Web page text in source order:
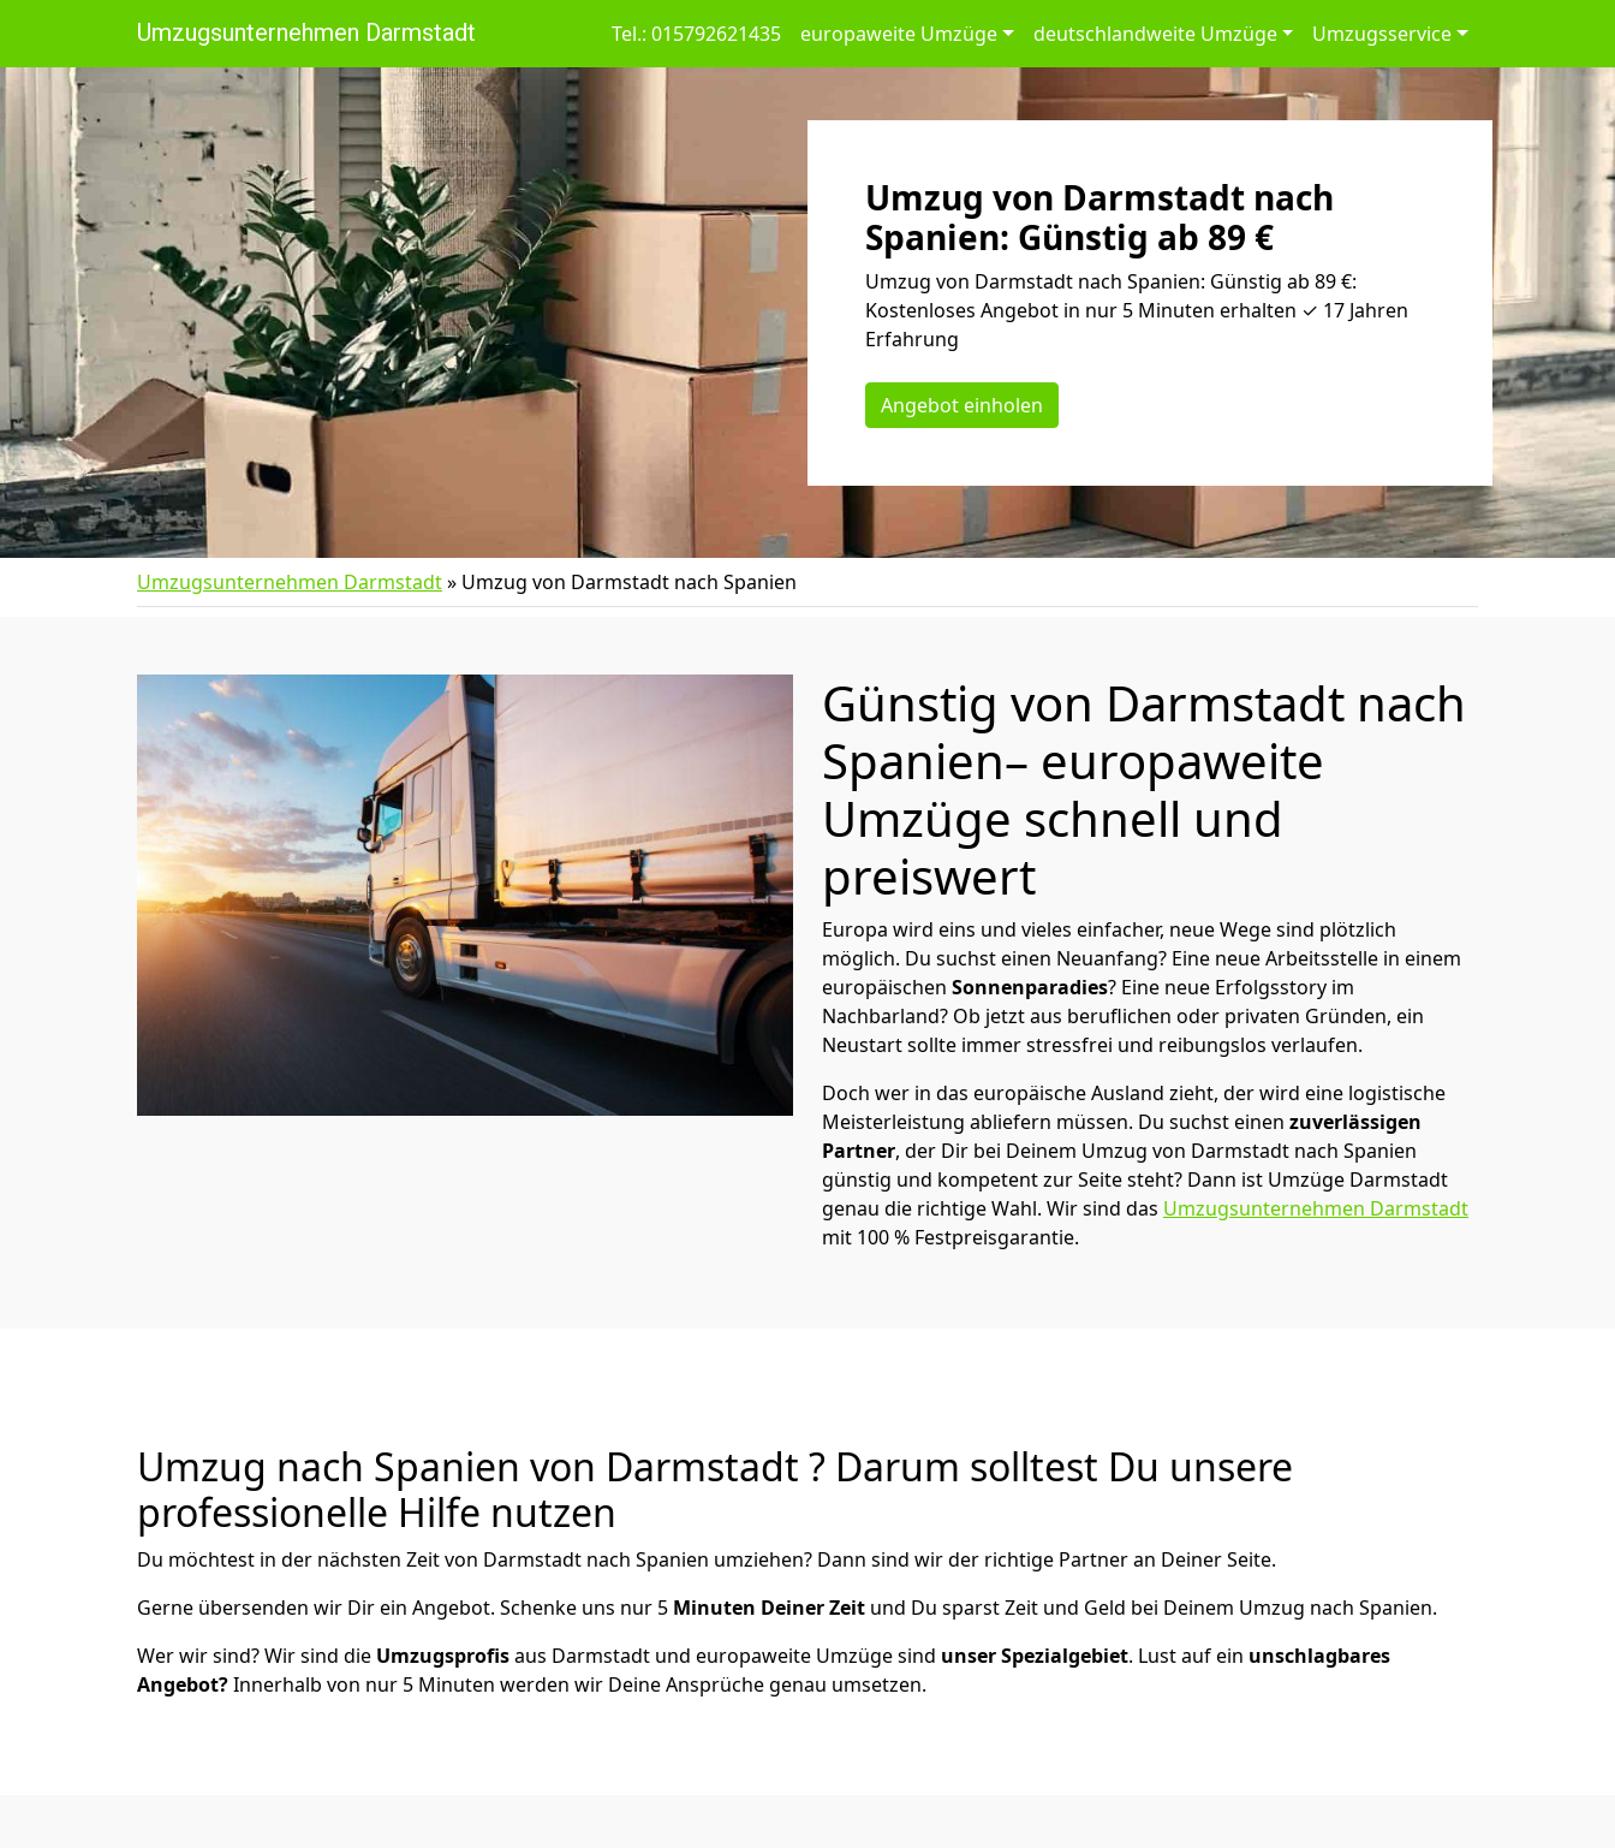
Umzugsunternehmen Darmstadt Tel.: 015792621435 europaweite Umzüge deutschlandweite Umzüge Umzugsservice
Umzug von Darmstadt nach
Spanien: Günstig ab 89 €
Umzug von Darmstadt nach Spanien: Günstig ab 89 €:
Kostenloses Angebot in nur 5 Minuten erhalten ✓ 17 Jahren
Erfahrung
Angebot einholen
Umzugsunternehmen Darmstadt» Umzug von Darmstadt nach Spanien
Günstig von Darmstadt nach
Spanien– europaweite
Umzüge schnell und
preiswert
Europa wird eins und vieles einfacher, neue Wege sind plötzlich
möglich. Du suchst einen Neuanfang? Eine neue Arbeitsstelle in einem
europäischen Sonnenparadies? Eine neue Erfolgsstory im
Nachbarland? Ob jetzt aus beruflichen oder privaten Gründen, ein
Neustart sollte immer stressfrei und reibungslos verlaufen.
Doch wer in das europäische Ausland zieht, der wird eine logistische
Meisterleistung abliefern müssen. Du suchst einen zuverlässigen
Partner, der Dir bei Deinem Umzug von Darmstadt nach Spanien
günstig und kompetent zur Seite steht? Dann ist Umzüge Darmstadt
genau die richtige Wahl. Wir sind das Umzugsunternehmen Darmstadt
mit 100 % Festpreisgarantie.
Umzug nach Spanien von Darmstadt ? Darum solltest Du unsere
professionelle Hilfe nutzen
Du möchtest in der nächsten Zeit von Darmstadt nach Spanien umziehen? Dann sind wir der richtige Partner an Deiner Seite.
Gerne übersenden wir Dir ein Angebot. Schenke uns nur 5 Minuten Deiner Zeit und Du sparst Zeit und Geld bei Deinem Umzug nach Spanien.
Wer wir sind? Wir sind die Umzugsprofisaus Darmstadt und europaweite Umzüge sind unser Spezialgebiet. Lust auf ein unschlagbares
Angebot?Innerhalb von nur 5 Minuten werden wir Deine Ansprüche genau umsetzen.